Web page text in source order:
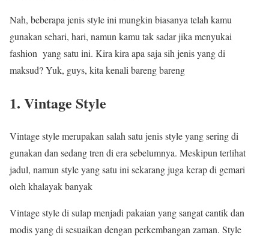
Nah, beberapa jenis style ini mungkin biasanya telah kamu
gunakan sehari, hari, namun kamu tak sadar jika menyukai
fashion yang satu ini. Kira kira apa saja sih jenis yang di
maksud? Yuk, guys, kita kenali bareng bareng
1. Vintage Style
Vintage style merupakan salah satu jenis style yang sering di
gunakan dan sedang tren di era sebelumnya. Meskipun terlihat
jadul, namun style yang satu ini sekarang juga kerap di gemari
oleh khalayak banyak
Vintage style di sulap menjadi pakaian yang sangat cantik dan
modis yang di sesuaikan dengan perkembangan zaman. Style